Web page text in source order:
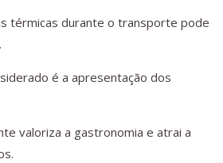
térmicas durante o transporte pode
é a apresentação dos
valoriza a gastronomia e atrai a